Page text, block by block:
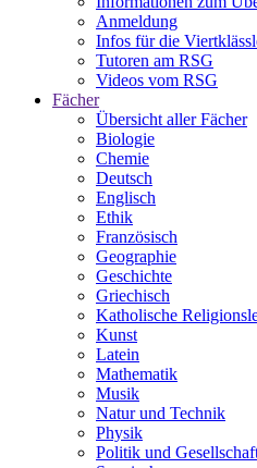
Anmeldung
Infos für die
Tutoren am RSG
Videos vom RSG
Fächer
Übersicht aller Fächer
Biologie
Chemie
Deutsch
Englisch
Ethik
Französisch
Geographie
Geschichte
Griechisch
Katholische
Kunst
Latein
Mathematik
Musik
Natur und Technik
Physik
Politik und